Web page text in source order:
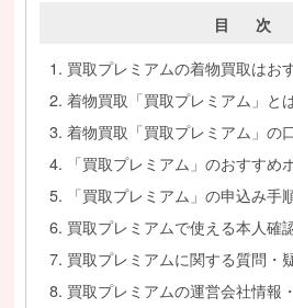
目 次
買取プレミアムの着物買取はお
着物買取「買取プレミアム」と
着物買取「買取プレミアム」の
「買取プレミアム」のおすすめ
「買取プレミアム」の申込み手
買取プレミアムで使える本人確
買取プレミアムに関する質問・
買取プレミアムの運営会社情報